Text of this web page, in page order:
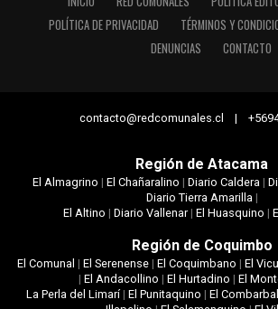
POLÍTICA DE PRIVACIDAD
TÉRMINOS Y
DENUNCIAS
CONTACTO
contacto@redcomunales.cl |
Región de Atacama
El Almagrino | El Chañaralino | Diario Caldera |
Diario Tierra Amarilla |
El Altino | Diario Vallenar| El Huasquino |
Región de Coquimbo
El Comunal | El Serenense| El Coquimbano | El
| El Andacollino | El Hurtadino | El
La Perla del Limarí|El Punitaquino |El